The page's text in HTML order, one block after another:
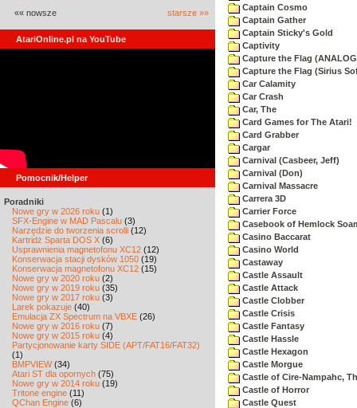
«« nowsze starsze »»
AtariOnline.pl na YouTube
Pomocnik/Helper
Poradniki
Nowe gry w 2026 roku (1)
SFX-Engine w MAD Pascalu (3)
Narzędzie do tworzenia scrolli (12)
Kartridż Sparta DOS X (6)
Usprawnienia magnetofonu XC12 (12)
Konserwacja stacji dysków 1050 (19)
Konserwacja magnetofonu XC12 (15)
Nowe gry w 2020 roku (2)
Nowe gry w 2019 roku (35)
Nowe gry w 2017 roku (3)
Larek pokazuje (40)
Emulacja ZX Spectrum na VBXE (26)
Nowe gry w 2016 roku (7)
Nowe gry w 2015 roku (4)
Partycjonowanie karty SIDE (APT/FAT16/FAT32)
(1)
BMPVIEW(34)
Atari ST dla opornych (75)
Nowe gry w 2014 roku (19)
Tritone engine (11)
QChan Engine (6)
Captain Cosmo
Captain Gather
Captain Sticky's Gold
Captivity
Capture the Flag
Capture the Flag (Sirius
Car Calamity
Car Crash
Car, The
Card Games for The Atari!
Card Grabber
Cargar
Carnival (Casbeer, Jeff)
Carnival (Don)
Carnival Massacre
Carrera 3D
Carrier Force
Casebook of Hemlock
Casino Baccarat
Casino World
Castaway
Castle Assault
Castle Attack
Castle Clobber
Castle Crisis
Castle Fantasy
Castle Hassle
Castle Hexagon
Castle Morgue
Castle of Cire-Nampahc,
Castle of Horror
Castle Quest